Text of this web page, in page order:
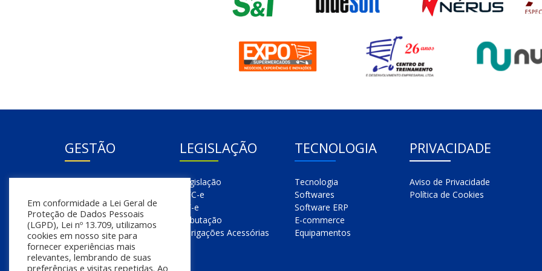
GESTÃO
Gestão
Gestão de Pessoas
Compras
Estoque
Vendas
LEGISLAÇÃO
Legislação
NFC-e
NF-e
Tributação
Obrigações Acessórias
TECNOLOGIA
Tecnologia
Softwares
Software ERP
E-commerce
Equipamentos
PRIVACIDADE
Aviso de Privacidade
Política de Cookies
Em conformidade a Lei Geral de
Proteção de Dados Pessoais
(LGPD), Lei nº 13.709, utilizamos
cookies em nosso site para
fornecer experiências mais
relevantes, lembrando de suas
preferências e visitas repetidas. Ao